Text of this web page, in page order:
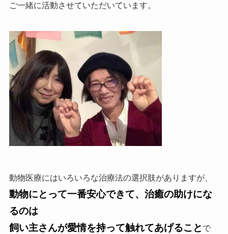
ご一緒に活動させていただいています。
動物医療にはいろいろな治療法の選択肢がありますが、
動物にとって一番安心できて、治癒の助けにな
るのは
飼い主さんが愛情を持って触れてあげること で